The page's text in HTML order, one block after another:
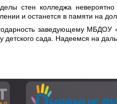
стен колледжа
и останется в памяти на
заведующему
детского сада. Надеемся на